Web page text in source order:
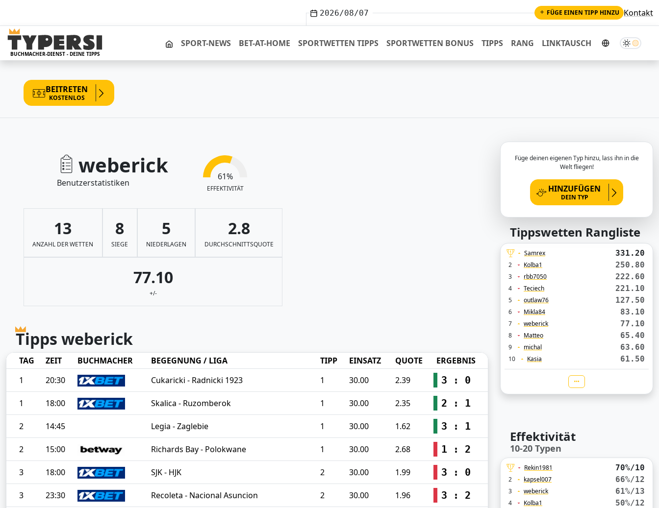
2026/08/07 FÜGE EINEN TIPP HINZU Kontakt
BUCHMACHER-DIENST - DEINE TIPPS
STARTSEITE
SPORT-NEWS BET-AT-HOME SPORTWETTEN TIPPS SPORTWETTEN BONUS TIPPS RANG LINKTAUSCH Dunkler
BEITRETEN
KOSTENLOS
weberick
Benutzerstatistiken
61%
EFFEKTIVITÄT
13
ANZAHL DER WETTEN
8
SIEGE
5
NIEDERLAGEN
2.8
DURCHSCHNITTSQUOTE
77.10
+/-
Tipps weberick
TAG ZEIT BUCHMACHER BEGEGNUNG / LIGA TIPP EINSATZ QUOTE
ERGEBNIS
1
20:30 Cukaricki - Radnicki 1923 1 30.00 2.39 3 : 0
1 18:00 Skalica - Ruzomberok 1 30.00 2.35 2 : 1
2 14:45 Legia - Zaglebie 1 30.00 1.62 3 : 1
2 15:00 Richards Bay - Polokwane 1 30.00 2.68 1 : 2
3 18:00 SJK - HJK 2 30.00 1.99 3 : 0
3 23:30 Recoleta - Nacional Asuncion 2 30.00 1.96 3 : 2
Füge deinen eigenen Typ hinzu, lass ihn in die
Welt fliegen!
HINZUFÜGEN
DEIN TYP
Tippswetten Rangliste
Samrex 331.20
2 Kolba1 250.80
3 rbb7050 222.60
4 Teciech 221.10
5 outlaw76 127.50
6 Mikla84 83.10
7 weberick 77.10
8 Matteo 65.40
9 michal 63.60
10 Kasia 61.50
Effektivität
10-20 Typen
Rekin1981 70%/10
2 kapsel007 66%/12
3 weberick 61%/13
4 Kolba1 50%/12